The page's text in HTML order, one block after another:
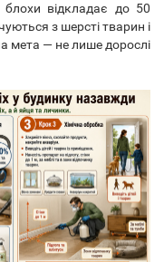
відкладає до 50
з шерсті тварин і
мета — не лише дорослі